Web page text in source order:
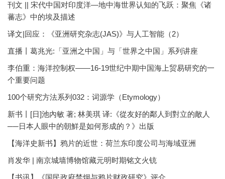
刊文 || 宋代中国对印度洋—地中海世界认知的飞跃：聚焦《诸
蕃志》中的埃及描述
译文|回应：《亚洲研究杂志(JAS)》与人工智能（2）
直播丨葛兆光:「亚洲之中国」与「世界之中国」系列讲座
李伯重：海洋控制权——16-19世纪中期中国海上贸易研究的一
个重要问题
100个研究方法系列032：词源学（Etymology）
新书丨[日]池內敏 著; 林美琪 译:《從友好的鄰人到對立的敵人
──日本人眼中的朝鮮是如何形成的？》出版
【海洋史新书】鸦片的近世：荷兰东印度公司与海域亚洲
肖发华 | 南京城墙博物馆藏元明时期铭文火铳
【书讯】《国民政府禁烟与鸦片财政研究》评介